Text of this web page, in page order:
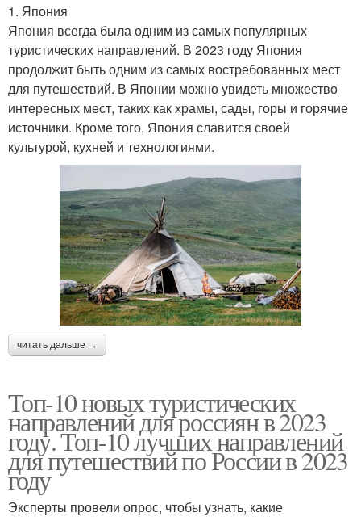
1. Япония
Япония всегда была одним из самых популярных
туристических направлений. В 2023 году Япония
продолжит быть одним из самых востребованных мест
для путешествий. В Японии можно увидеть множество
интересных мест, таких как храмы, сады, горы и горячие
источники. Кроме того, Япония славится своей
культурой, кухней и технологиями.
читать дальше →
Топ-10 новых туристических
направлений для россиян в 2023
году. Топ-10 лучших направлений
для путешествий по России в 2023
году
Эксперты провели опрос, чтобы узнать, какие